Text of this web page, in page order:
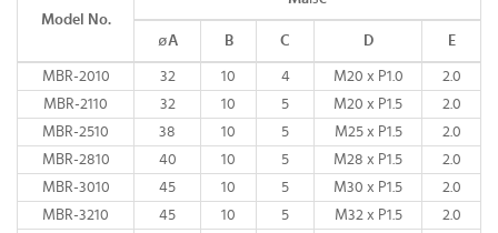
Model No.
øA B C D E
MBR-2010 32 10 4 M20 x P1.0
2.0
MBR-2110
32 10 5 M20 x P1.5
2.0
MBR-2510
38 10 5 M25 x P1.5
2.0
MBR-2810
40 10 5 M28 x P1.5
2.0
MBR-3010
45 10 5 M30 x P1.5
2.0
MBR-3210
45 10 5 M32 x P1.5
2.0